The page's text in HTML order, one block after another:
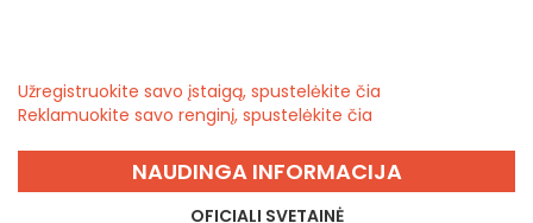
Užregistruokite savo įstaigą, spustelėkite čia
Reklamuokite savo renginį, spustelėkite čia
NAUDINGA INFORMACIJA
OFICIALI SVETAINĖ